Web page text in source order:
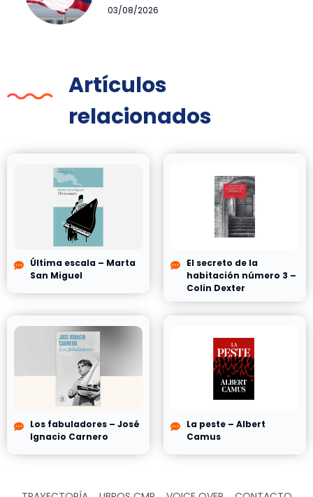
03/08/2026
Artículos
relacionados
Última escala – Marta
San Miguel
El secreto de la
habitación número 3 –
Colin Dexter
Los fabuladores – José
Ignacio Carnero
La peste – Albert
Camus